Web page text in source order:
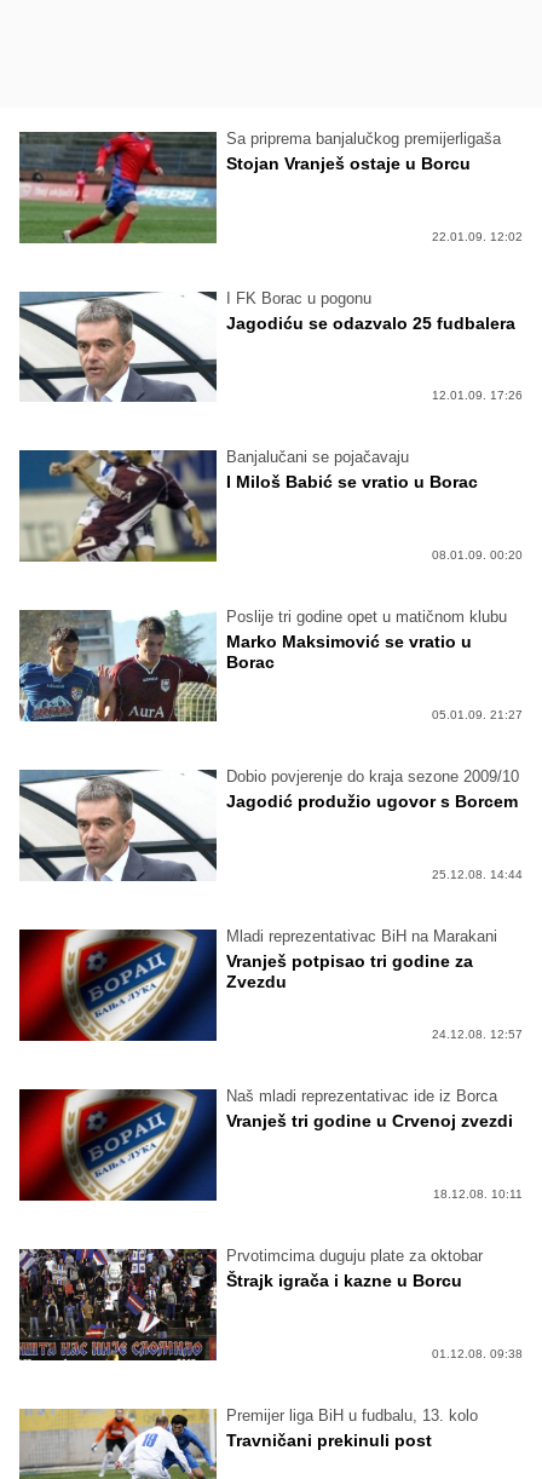
Sa priprema banjalučkog premijerligaša
Stojan Vranješ ostaje u Borcu
22.01.09. 12:02
I FK Borac u pogonu
Jagodiću se odazvalo 25 fudbalera
12.01.09. 17:26
Banjalučani se pojačavaju
I Miloš Babić se vratio u Borac
08.01.09. 00:20
Poslije tri godine opet u matičnom klubu
Marko Maksimović se vratio u
Borac
05.01.09. 21:27
Dobio povjerenje do kraja sezone 2009/10
Jagodić produžio ugovor s Borcem
25.12.08. 14:44
Mladi reprezentativac BiH na Marakani
Vranješ potpisao tri godine za
Zvezdu
24.12.08. 12:57
Naš mladi reprezentativac ide iz Borca
Vranješ tri godine u Crvenoj zvezdi
18.12.08. 10:11
Prvotimcima duguju plate za oktobar
Štrajk igrača i kazne u Borcu
01.12.08. 09:38
Premijer liga BiH u fudbalu, 13. kolo
Travničani prekinuli post